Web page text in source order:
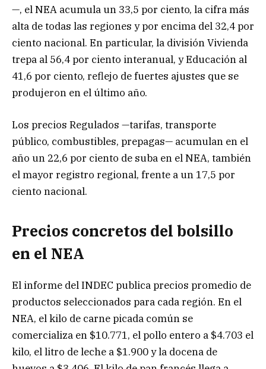
—, el NEA acumula un 33,5 por ciento, la cifra más
alta de todas las regiones y por encima del 32,4 por
ciento nacional. En particular, la división Vivienda
trepa al 56,4 por ciento interanual, y Educación al
41,6 por ciento, reflejo de fuertes ajustes que se
produjeron en el último año.
Los precios Regulados —tarifas, transporte
público, combustibles, prepagas— acumulan en el
año un 22,6 por ciento de suba en el NEA, también
el mayor registro regional, frente a un 17,5 por
ciento nacional.
Precios concretos del bolsillo
en el NEA
El informe del INDEC publica precios promedio de
productos seleccionados para cada región. En el
NEA, el kilo de carne picada común se
comercializa en $10.771, el pollo entero a $4.703 el
kilo, el litro de leche a $1.900 y la docena de